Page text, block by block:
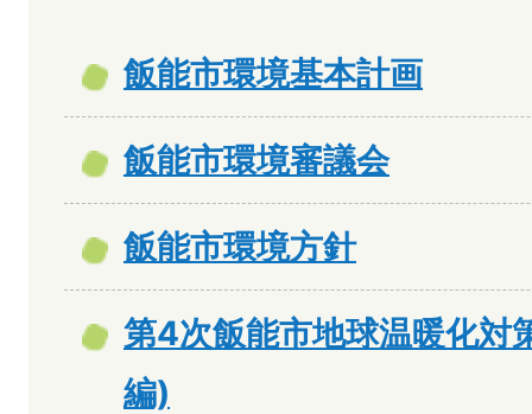
飯能市環境基本計画
飯能市環境審議会
飯能市環境方針
第4次飯能市地球温暖化対
編)